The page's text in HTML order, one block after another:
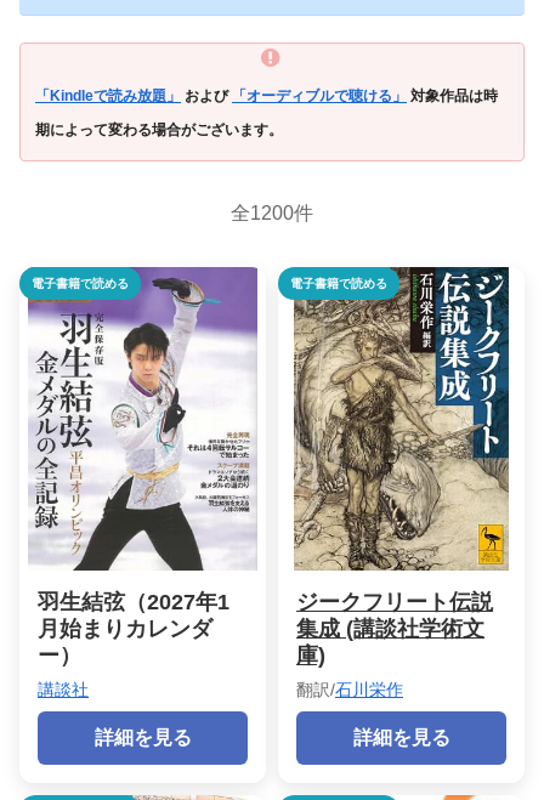
「Kindleで読み放題」 および 「オーディブルで聴ける」
対象作品は時
期によって変わる場合がございます。
全1200件
電子書籍で読める
羽生結弦（2027年1
月始まりカレンダ
ー）
講談社
詳細を見る
電子書籍で読める
ジークフリート伝説
集成 (講談社学術文
庫)
翻訳/石川栄作
詳細を見る